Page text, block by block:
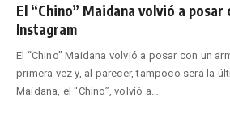
El “Chino” Maidana volvió a posar
Instagram
El “Chino” Maidana volvió a posar con un
primera vez y, al parecer, tampoco será la
Maidana, el “Chino”, volvió a